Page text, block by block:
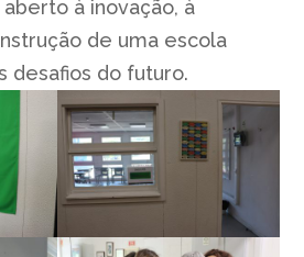
à inovação, à
de uma escola
desafios do futuro.